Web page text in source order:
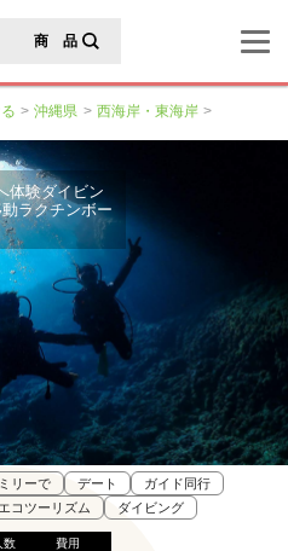
商 品
沖縄県 西海岸・東海岸
体験ダイビン
ラクチンボー
リーで デート
ガイド同行
エコツーリズム ダイビング
数 費用